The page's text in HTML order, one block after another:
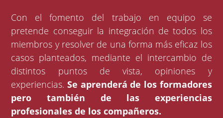
Con el fomento del trabajo en equipo se
pretende conseguir la integración de todos los
miembros y resolver de una forma más eficaz los
casos planteados, mediante el intercambio de
distintos puntos de vista, opiniones y
experiencias.Se aprenderá de los formadores
pero también de las experiencias
profesionales de los compañeros.